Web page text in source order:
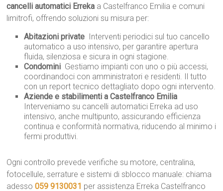
cancelli automatici Erreka a Castelfranco Emilia e comuni
limitrofi, offrendo soluzioni su misura per:
Abitazioni private  Interventi periodici sul tuo cancello
automatico a uso intensivo, per garantire apertura
fluida, silenziosa e sicura in ogni stagione.
Condomini  Gestiamo impianti con uno o più accessi,
coordinandoci con amministratori e residenti. Il tutto
con un report tecnico dettagliato dopo ogni intervento.
Aziende e stabilimenti a Castelfranco Emilia
Interveniamo su cancelli automatici Erreka ad uso
intensivo, anche multipunto, assicurando efficienza
continua e conformità normativa, riducendo al minimo i
fermi produttivi.
Ogni controllo prevede verifiche su motore, centralina,
fotocellule, serrature e sistemi di sblocco manuale: chiama
adesso059 9130031 per assistenza Erreka Castelfranco